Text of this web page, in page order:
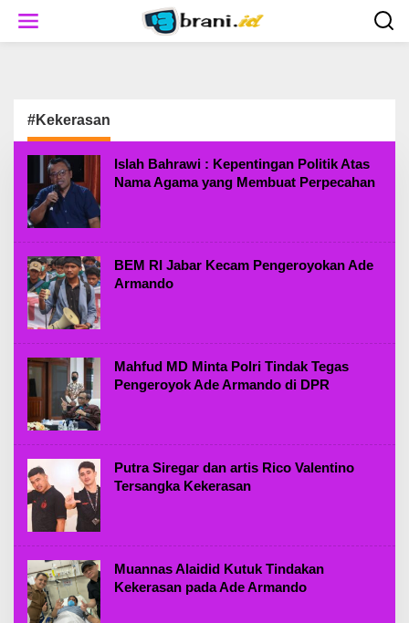
i
#Kekerasan
Islah Bahrawi : Kepentingan Politik Atas
Nama Agama yang Membuat Perpecahan
BEM RI Jabar Kecam Pengeroyokan Ade
Armando
Mahfud MD Minta Polri Tindak Tegas
Pengeroyok Ade Armando di DPR
Putra Siregar dan artis Rico Valentino
Tersangka Kekerasan
Muannas Alaidid Kutuk Tindakan
Kekerasan pada Ade Armando